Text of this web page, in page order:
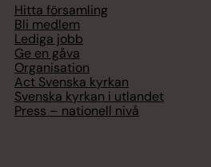
Hitta församling
Bli medlem
Lediga jobb
Ge en gåva
Organisation
Act Svenska kyrkan
Svenska kyrkan i utlandet
Press – nationell nivå